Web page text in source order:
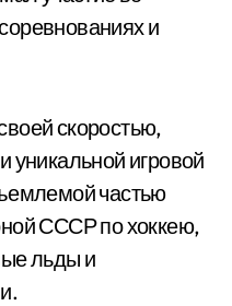
и
скоростью,
уникальной игровой
частью
СССР по хоккею,
льды и